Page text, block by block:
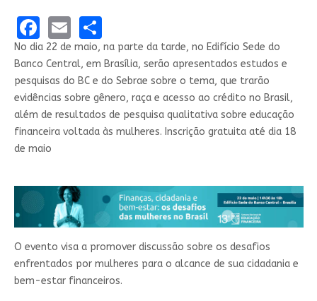
Facebook
EmailShare
No dia 22 de maio, na parte da tarde, no Edifício Sede do
Banco Central, em Brasília, serão apresentados​ estudos e
pesquisas do BC e do Sebrae sobre o tema, que trarão
evidências sobre gênero, raça e acesso ao crédito no Brasil,
além de resultados de pesquisa qualitativa sobre educação
financeira voltada às mulheres. Inscrição gratuita até dia 18
de maio
O evento visa a promover discussão sobre os desafios
enfrentados por mulheres para o alcance de sua cidadania e
bem-estar financeiros.